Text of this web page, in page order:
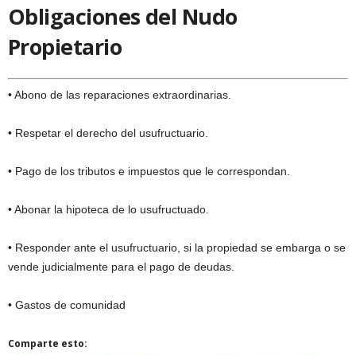
Obligaciones del Nudo
Propietario
• Abono de las reparaciones extraordinarias.
• Respetar el derecho del usufructuario.
• Pago de los tributos e impuestos que le correspondan.
• Abonar la hipoteca de lo usufructuado.
• Responder ante el usufructuario, si la propiedad se embarga o se
vende judicialmente para el pago de deudas.
• Gastos de comunidad
Comparte esto: